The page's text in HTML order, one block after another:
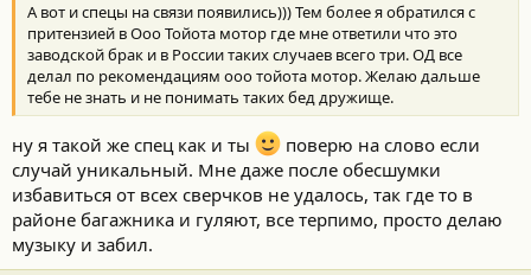
А вот и спецы на связи появились))) Тем более я обратился с
притензией в Ооо Тойота мотор где мне ответили что это
заводской брак и в России таких случаев всего три. ОД все
делал по рекомендациям ооо тойота мотор. Желаю дальше
тебе не знать и не понимать таких бед дружище.
ну я такой же спец как и ты
поверю на слово если
случай уникальный. Мне даже после обесшумки
избавиться от всех сверчков не удалось, так где то в
районе багажника и гуляют, все терпимо, просто делаю
музыку и забил.